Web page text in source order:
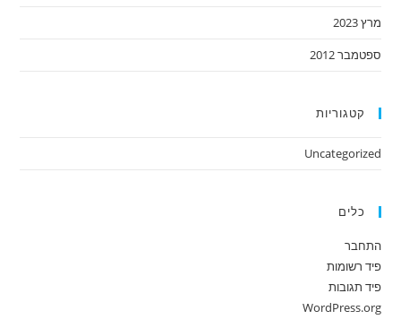
מרץ 2023
ספטמבר 2012
קטגוריות
Uncategorized
כלים
התחבר
פיד רשומות
פיד תגובות
WordPress.org